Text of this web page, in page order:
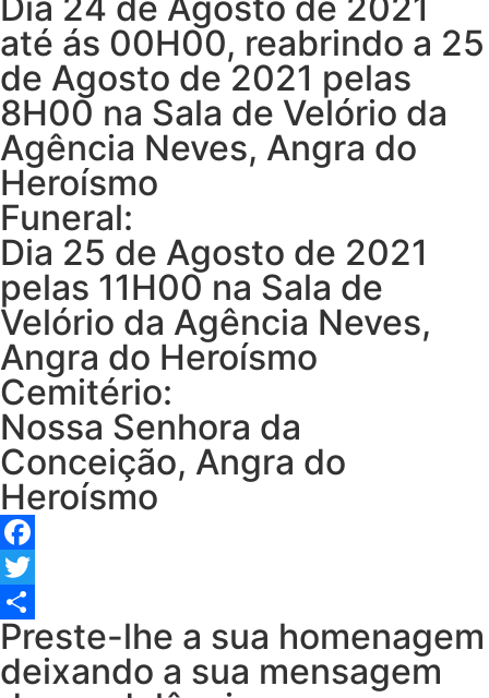
até ás 00H00, reabrindo a 25
de Agosto de 2021 pelas
8H00 na Sala de Velório da
Agência Neves, Angra do
Heroísmo
Funeral:
Dia 25 de Agosto de 2021
pelas 11H00 na Sala de
Velório da Agência Neves,
Angra do Heroísmo
Cemitério:
Nossa Senhora da
Conceição, Angra do
Heroísmo
Facebook
Twitter
Share
Preste-lhe a sua homenagem
deixando a sua mensagem